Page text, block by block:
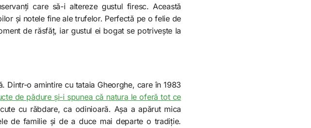
care să-i altereze gustul firesc. Această
și notele fine ale trufelor. Perfectă pe o felie de
de răsfăț, iar gustul ei bogat se potrivește la
o amintire cu tataia Gheorghe, care în 1983
de pădure și-i spunea că natura le oferă tot ce
cu răbdare, ca odinioară. Așa a apărut mica
de familie și de a duce mai departe o tradiție.